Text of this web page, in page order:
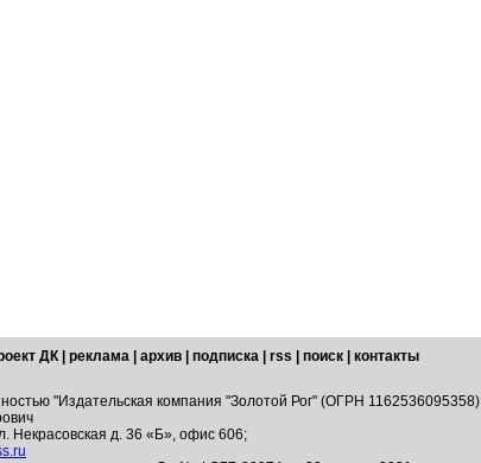
ДК реклама архив подписка rss поиск
контакты
"Издательская компания "Золотой Рог" (ОГРН 1162536095358)
Некрасовская д. 36 «Б», офис 606;